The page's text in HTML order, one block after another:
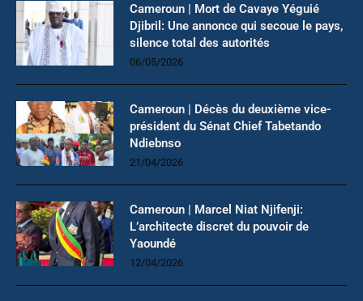
Cameroun | Mort de Cavaye Yéguié
Djibril: Une annonce qui secoue le pays,
silence total des autorités
06/05/2026
Cameroun | Décès du deuxième vice-
président du Sénat Chief Tabetando
Ndiebnso
21/04/2026
Cameroun | Marcel Niat Njifenji:
L’architecte discret du pouvoir de
Yaoundé
12/04/2026